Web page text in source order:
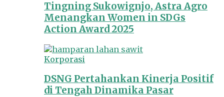
Tingning Sukowignjo, Astra Agro
Menangkan Women in SDGs
Action Award 2025
Korporasi
DSNG Pertahankan Kinerja Positif
di Tengah Dinamika Pasar